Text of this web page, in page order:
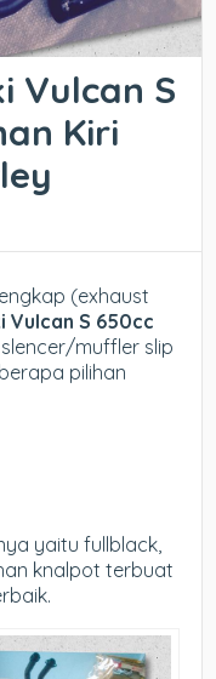
Vulcan S
Kiri
(exhaust
Vulcan S 650cc
muffler slip
pilihan
yaitu fullblack,
knalpot terbuat